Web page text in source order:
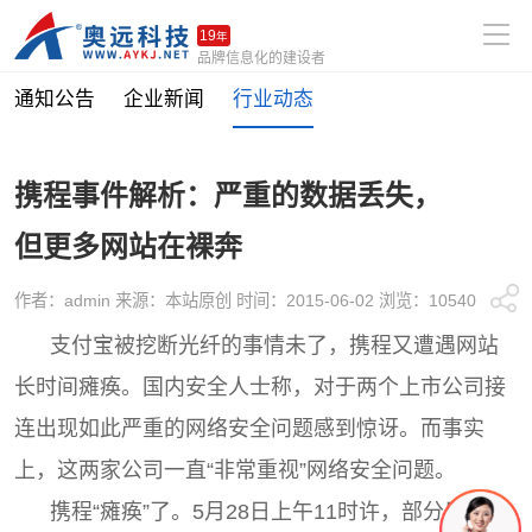
19年
品牌信息化的建设者
通知公告 企业新闻 行业动态
携程事件解析：严重的数据丢失，
但更多网站在裸奔
作者：admin 来源：本站原创 时间：2015-06-02 浏览：10540
支付宝被挖断光纤的事情未了，携程又遭遇网站
长时间瘫痪。国内安全人士称，对于两个上市公司接
连出现如此严重的网络安全问题感到惊讶。而事实
上，这两家公司一直“非常重视”网络安全问题。
携程“瘫痪”了。5月28日上午11时许，部分用户突